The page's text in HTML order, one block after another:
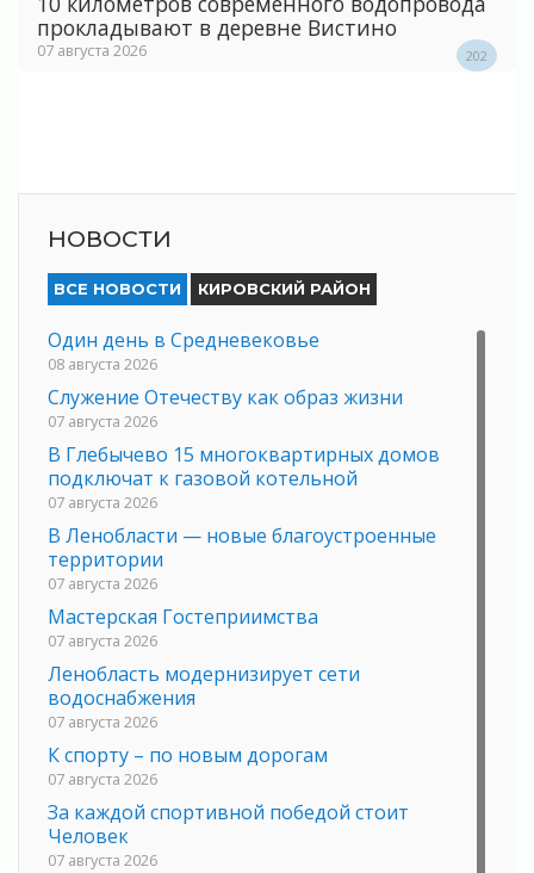
прокладывают в деревне Вистино
07 августа 2026 202
НОВОСТИ
ВСЕ НОВОСТИ КИРОВСКИЙ РАЙОН
Один день в Средневековье
08 августа 2026
Служение Отечеству как образ жизни
07 августа 2026
В Глебычево 15 многоквартирных домов
подключат к газовой котельной
07 августа 2026
В Ленобласти — новые благоустроенные
территории
07 августа 2026
Мастерская Гостеприимства
07 августа 2026
Ленобласть модернизирует сети
водоснабжения
07 августа 2026
К спорту – по новым дорогам
07 августа 2026
За каждой спортивной победой стоит
Человек
07 августа 2026